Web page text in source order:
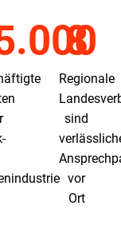
8
Regionale
sind
vor
Ort